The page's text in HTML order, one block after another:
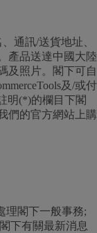
通訊/送貨地址、
產品送達中國大陸
及照片。閣下可自
及/或付
明(*)的欄目下閣
們的官方網站上購
理閣下一般事務;
下有關最新消息